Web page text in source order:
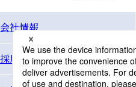
会社情報
採用情報